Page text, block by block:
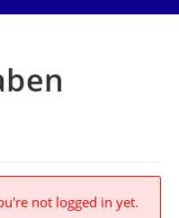
not logged in yet.